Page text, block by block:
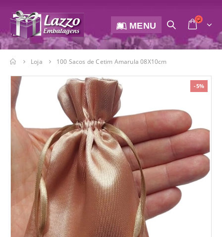
MENU
Loja 100 Sacos de Cetim Amarula 08X10cm
-5%